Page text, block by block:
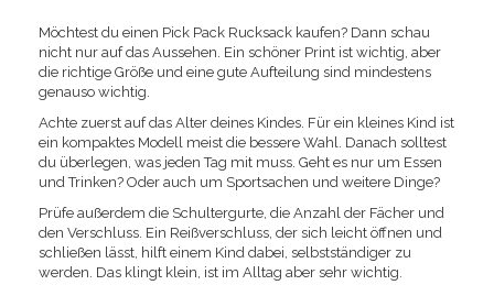
Möchtest du einen Pick Pack Rucksack kaufen? Dann schau
nicht nur auf das Aussehen. Ein schöner Print ist wichtig, aber
die richtige Größe und eine gute Aufteilung sind mindestens
genauso wichtig.
Achte zuerst auf das Alter deines Kindes. Für ein kleines Kind ist
ein kompaktes Modell meist die bessere Wahl. Danach solltest
du überlegen, was jeden Tag mit muss. Geht es nur um Essen
und Trinken? Oder auch um Sportsachen und weitere Dinge?
Prüfe außerdem die Schultergurte, die Anzahl der Fächer und
den Verschluss. Ein Reißverschluss, der sich leicht öffnen und
schließen lässt, hilft einem Kind dabei, selbstständiger zu
werden. Das klingt klein, ist im Alltag aber sehr wichtig.